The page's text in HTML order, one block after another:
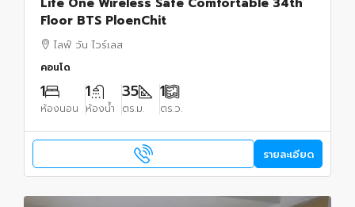
Floor BTS PloenChit
ไลฟ์ วัน ไวร์เลส
คอนโด
1
ห้องนอน
1
ห้องน้ำ
35
ตร.ม.
1
ตร.ว.
รายละเอียด